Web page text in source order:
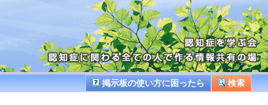
掲示板の使い方に困ったら 検索